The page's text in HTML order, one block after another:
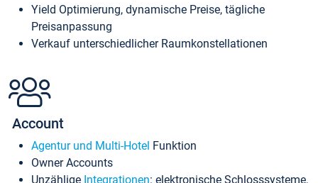
Yield Optimierung, dynamische Preise, tägliche
Preisanpassung
Verkauf unterschiedlicher Raumkonstellationen
Account
Agentur und Multi-Hotel Funktion
Owner Accounts
Unzählige Integrationen: elektronische Schlosssysteme,